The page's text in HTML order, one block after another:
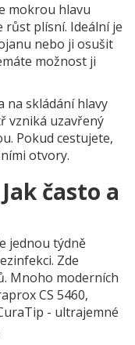
mokrou hlavu
plísní. Ideální je
nebo ji osušit
možnost ji
na skládání hlavy
vzniká uzavřený
Pokud cestujete,
otvory.
často a
jednou týdně
Zde
Mnoho moderních
CS 5460,
- ultrajemné